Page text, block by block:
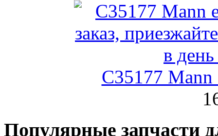
C35177
Популярные запчасти